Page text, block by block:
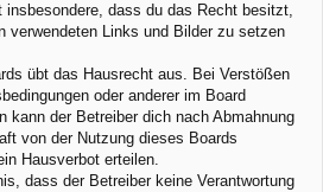
insbesondere, dass du das Recht besitzt,
verwendeten Links und Bilder zu setzen
übt das Hausrecht aus. Bei Verstößen
oder anderer im Board
kann der Betreiber dich nach Abmahnung
von der Nutzung dieses Boards
Hausverbot erteilen.
dass der Betreiber keine Verantwortung